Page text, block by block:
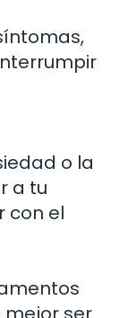
o la
a tu
con el